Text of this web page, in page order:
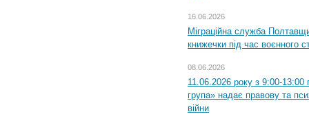
16.06.2026
Міграційна служба
книжечки під час воєнного
08.06.2026
11.06.2026 року з 9:00-13:00
група» надає правову та
війни